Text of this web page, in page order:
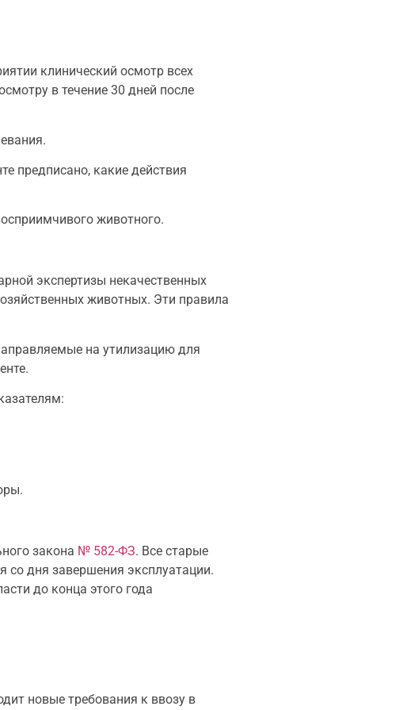
клинический осмотр всех
в течение 30 дней после
предписано, какие действия
животного.
экспертизы некачественных
животных. Эти правила
на утилизацию для
закона № 582-ФЗ. Все старые
со дня завершения эксплуатации.
до конца этого года
новые требования к ввозу в